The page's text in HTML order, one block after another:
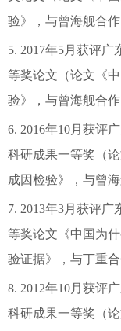
验》，与曾海舰合作
5. 2017年5月获评广
等奖论文（论文《
验》，与曾海舰合作
6. 2016年10月获评
科研成果一等奖（
成因检验》，与曾海
7. 2013年3月获评广
等奖论文《中国为
验证据》，与丁重合
8. 2012年10月获评
科研成果一等奖（